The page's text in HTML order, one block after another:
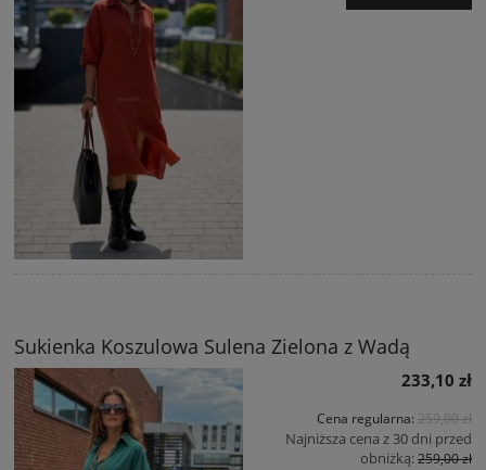
Sukienka Koszulowa Sulena Zielona z Wadą
233,10 zł
Cena regularna: 259,00 zł
Najniższa cena z 30 dni przed
obniżką:259,00 zł